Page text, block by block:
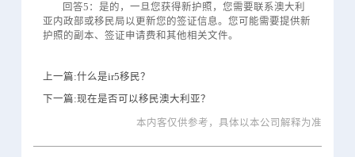
回答5：是的，一旦您获得新护照，您需要联系澳大利
亚内政部或移民局以更新您的签证信息。您可能需要提供新
护照的副本、签证申请费和其他相关文件。
上一篇:什么是ir5移民？
下一篇:现在是否可以移民澳大利亚？
本内客仅供参考，具体以本公司解释为准